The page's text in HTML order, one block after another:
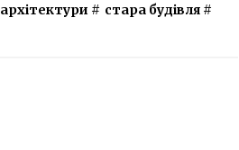
# стара будівля #